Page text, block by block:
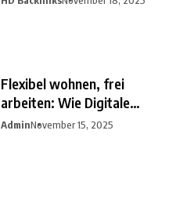
Flexibel wohnen, frei
arbeiten: Wie Digitale
Nomaden
AdminNovember 15, 2025